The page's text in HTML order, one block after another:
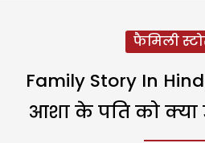
फैमिली
Family Story In
आशा के पति को क्या